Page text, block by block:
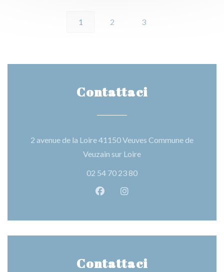
1 2 3
Contattaci
2 avenue de la Loire 41150 Veuves Commune de
Veuzain sur Loire((apre una nuova
02 54 70 23 80
Facebook ((apre una nuova
Instagram ((apre una
Contattaci